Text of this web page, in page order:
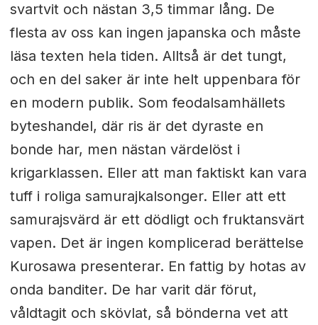
svartvit och nästan 3,5 timmar lång. De
flesta av oss kan ingen japanska och måste
läsa texten hela tiden. Alltså är det tungt,
och en del saker är inte helt uppenbara för
en modern publik. Som feodalsamhällets
byteshandel, där ris är det dyraste en
bonde har, men nästan värdelöst i
krigarklassen. Eller att man faktiskt kan vara
tuff i roliga samurajkalsonger. Eller att ett
samurajsvärd är ett dödligt och fruktansvärt
vapen. Det är ingen komplicerad berättelse
Kurosawa presenterar. En fattig by hotas av
onda banditer. De har varit där förut,
våldtagit och skövlat, så bönderna vet att